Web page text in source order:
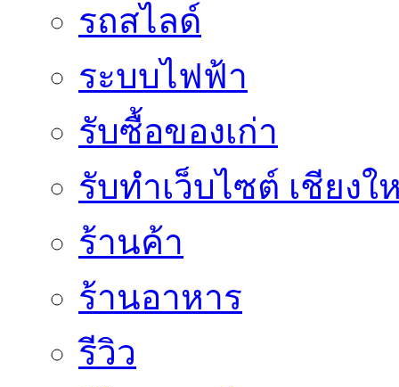
รถสไลด์
ระบบไฟฟ้า
รับซื้อของเก่า
รับทำเว็บไซต์ เชียงใ
ร้านค้า
ร้านอาหาร
รีวิว